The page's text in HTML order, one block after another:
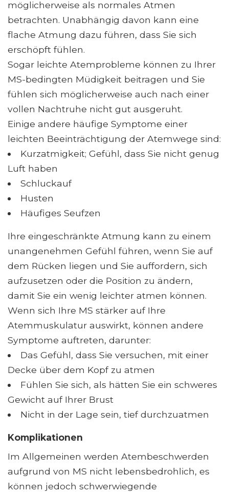
möglicherweise als normales Atmen
betrachten. Unabhängig davon kann eine
flache Atmung dazu führen, dass Sie sich
erschöpft fühlen.
Sogar leichte Atemprobleme können zu Ihrer
MS-bedingten Müdigkeit beitragen und Sie
fühlen sich möglicherweise auch nach einer
vollen Nachtruhe nicht gut ausgeruht.
Einige andere häufige Symptome einer
leichten Beeinträchtigung der Atemwege sind:
Kurzatmigkeit; Gefühl, dass Sie nicht genug
Luft haben
Schluckauf
Husten
Häufiges Seufzen
Ihre eingeschränkte Atmung kann zu einem
unangenehmen Gefühl führen, wenn Sie auf
dem Rücken liegen und Sie auffordern, sich
aufzusetzen oder die Position zu ändern,
damit Sie ein wenig leichter atmen können.
Wenn sich Ihre MS stärker auf Ihre
Atemmuskulatur auswirkt, können andere
Symptome auftreten, darunter:
Das Gefühl, dass Sie versuchen, mit einer
Decke über dem Kopf zu atmen
Fühlen Sie sich, als hätten Sie ein schweres
Gewicht auf Ihrer Brust
Nicht in der Lage sein, tief durchzuatmen
Komplikationen
Im Allgemeinen werden Atembeschwerden
aufgrund von MS nicht lebensbedrohlich, es
können jedoch schwerwiegende